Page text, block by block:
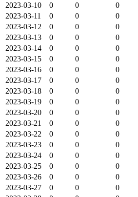
2023-03-10
0 0 0
2023-03-11
0 0 0
2023-03-12
0 0 0
2023-03-13
0 0 0
2023-03-14
0 0 0
2023-03-15
0 0 0
2023-03-16
0 0 0
2023-03-17
0 0 0
2023-03-18
0 0 0
2023-03-19
0 0 0
2023-03-20
0 0 0
2023-03-21
0 0 0
2023-03-22
0 0 0
2023-03-23
0 0 0
2023-03-24
0 0 0
2023-03-25
0 0 0
2023-03-26
0 0 0
2023-03-27
0 0 0